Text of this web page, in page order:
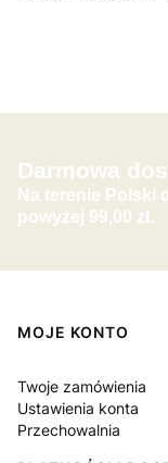
Darmowa
Na terenie Polski
powyżej 99,00 zł.
Linki w stopce
MOJE KONTO
Twoje zamówienia
Ustawienia konta
Przechowalnia